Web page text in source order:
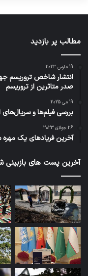
مطالب پر بازدید
19 مارس 2023
صدر متاثرین از تروریسم
19 می 2025
بررسی فیلم‌ها و
26 جولای 2023
آخرین فریادهای یک مهره
آخرین پست های بازبینی